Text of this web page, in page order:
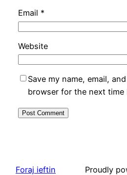
Email *
Website
Save my name, email,
browser for the next time
Foraj ieftin Proudly